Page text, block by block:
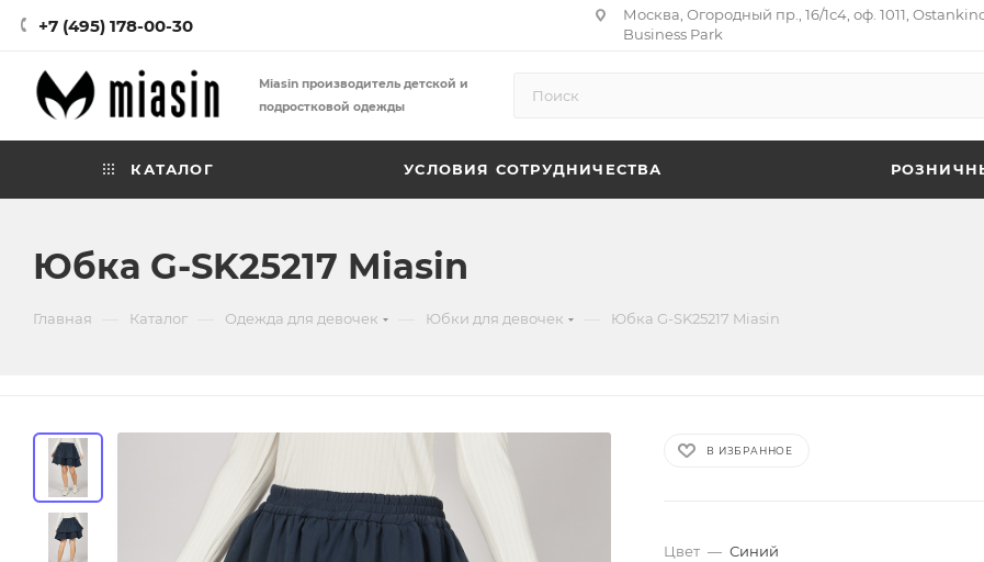
+7 (495) 178-00-30
Москва, Огородный пр., 16/1с4, оф. 1011,
Business Park
Miasin производитель детской и
подростковой одежды
КАТАЛОГ УСЛОВИЯ СОТРУДНИЧЕСТВА
Юбка G-SK25217 Miasin
Главная Каталог Одежда для девочек Юбки для девочек Юбка G-SK25217 Miasin
В ИЗБРАННОЕ
Цвет — Синий